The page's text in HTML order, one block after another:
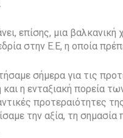
επίσης, μια
στην Ε.Ε, η οποία
σήμερα για τις
και η ενταξιακή πορεία
προτεραιότητες
την αξία, τη σημασία